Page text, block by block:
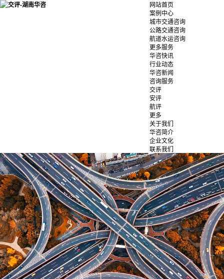
网站首页
案例中心
城市交通咨询
公路交通咨询
航道水运咨询
更多服务
华咨快讯
行业动态
华咨新闻
咨询服务
交评
安评
航评
更多
关于我们
华咨简介
企业文化
联系我们